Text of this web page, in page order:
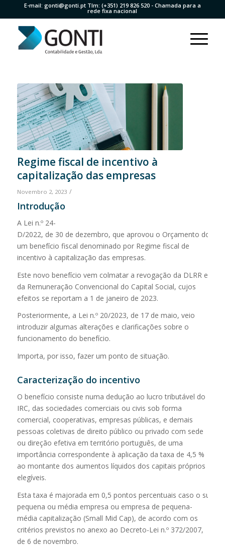
E-mail: gonti@gonti.ptTlm: (+351) 219 826 520- Chamada para a
rede fixa nacional
Regime fiscal de incentivo à
capitalização das empresas
Novembro 2, 2023 /
Introdução
A Lei n.º 24-
D/2022, de 30 de dezembro, que aprovou o Orçamento do
um benefício fiscal denominado por Regime fiscal de
incentivo à capitalização das empresas.
Este novo benefício vem colmatar a revogação da DLRR e
da Remuneração Convencional do Capital Social, cujos
efeitos se reportam a 1 de janeiro de 2023.
Posteriormente, a Lei n.º 20/2023, de 17 de maio, veio
introduzir algumas alterações e clarificações sobre o
funcionamento do benefício.
Importa, por isso, fazer um ponto de situação.
Caracterização do incentivo
O benefício consiste numa dedução ao lucro tributável do
IRC, das sociedades comerciais ou civis sob forma
comercial, cooperativas, empresas públicas, e demais
pessoas coletivas de direito público ou privado com sede
ou direção efetiva em território português, de uma
importância correspondente à aplicação da taxa de 4,5 %
ao montante dos aumentos líquidos dos capitais próprios
elegíveis.
Esta taxa é majorada em 0,5 pontos percentuais caso o
pequena ou média empresa ou empresa de pequena-
média capitalização (Small Mid Cap), de acordo com os
critérios previstos no anexo ao Decreto-Lei n.º 372/2007,
de 6 de novembro.